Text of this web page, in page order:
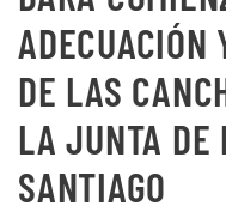
ADECUACIÓN
DE LAS
LA JUNTA DE
SANTIAGO